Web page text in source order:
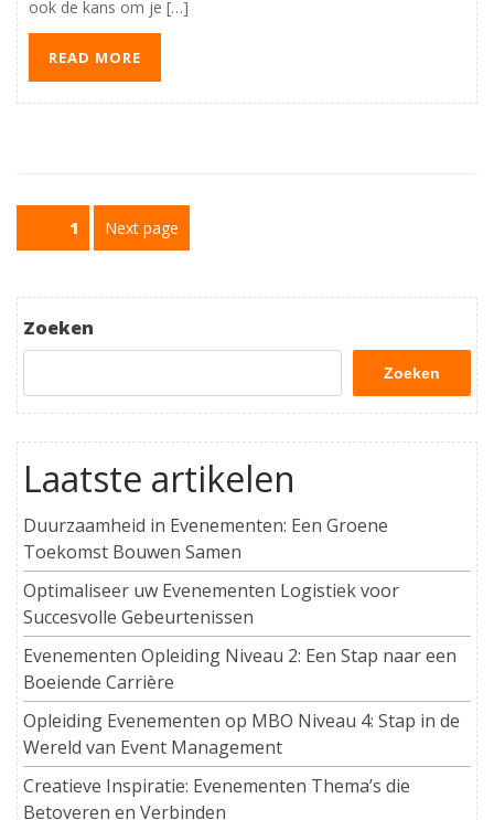
ook de kans om je […]
READ MORE
Berichtnavigatie
1 Next page
Zoeken
Zoeken
Laatste artikelen
Duurzaamheid in Evenementen: Een Groene
Toekomst Bouwen Samen
Optimaliseer uw Evenementen Logistiek voor
Succesvolle Gebeurtenissen
Evenementen Opleiding Niveau 2: Een Stap naar een
Boeiende Carrière
Opleiding Evenementen op MBO Niveau 4: Stap in de
Wereld van Event Management
Creatieve Inspiratie: Evenementen Thema’s die
Betoveren en Verbinden